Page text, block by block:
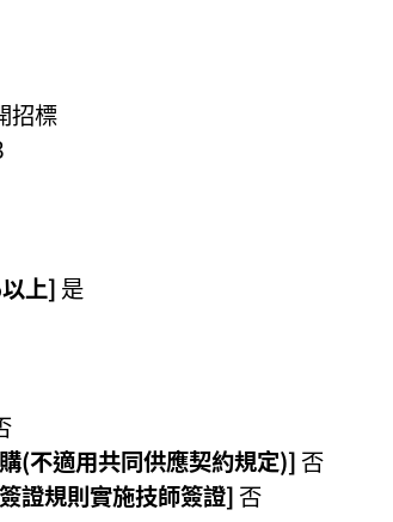
招標
上] 是
(不適用共同供應契約規定)] 否
證規則實施技師簽證] 否